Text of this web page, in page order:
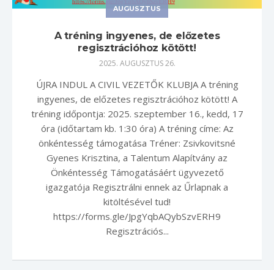
AUGUSZTUS
A tréning ingyenes, de előzetes
regisztrációhoz kötött!
2025. AUGUSZTUS 26.
ÚJRA INDUL A CIVIL VEZETŐK KLUBJA A tréning
ingyenes, de előzetes regisztrációhoz kötött! A
tréning időpontja: 2025. szeptember 16., kedd, 17
óra (időtartam kb. 1:30 óra) A tréning címe: Az
önkéntesség támogatása Tréner: Zsivkovitsné
Gyenes Krisztina, a Talentum Alapítvány az
Önkéntesség Támogatásáért ügyvezető
igazgatója Regisztrálni ennek az Űrlapnak a
kitöltésével tud!
https://forms.gle/JpgYqbAQybSzvERH9
Regisztrációs...